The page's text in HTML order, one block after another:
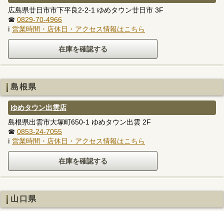
広島県廿日市市下平良2-2-1 ゆめタウン廿日市 3F
☎ 0829-70-4966
ℹ 営業時間・店休日・アクセス情報はこちら
島根県
ゆめタウン出雲店
島根県出雲市大塚町650-1 ゆめタウン出雲 2F
☎ 0853-24-7055
ℹ 営業時間・店休日・アクセス情報はこちら
山口県